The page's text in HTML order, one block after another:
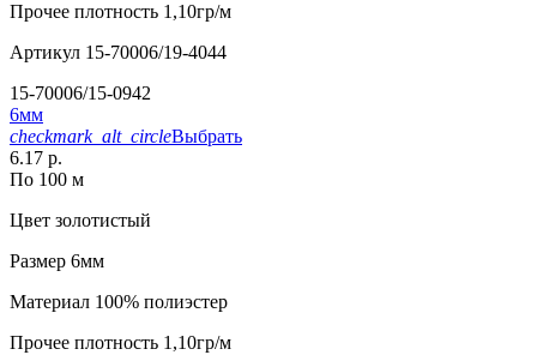
Прочее плотность 1,10гр/м
Артикул 15-70006/19-4044
15-70006/15-0942
6мм
checkmark_alt_circleВыбрать
6.17 р.
По 100 м
Цвет золотистый
Размер 6мм
Материал 100% полиэстер
Прочее плотность 1,10гр/м